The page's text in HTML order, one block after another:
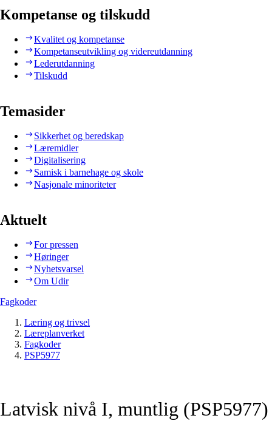
Kompetanse og tilskudd
Kvalitet og kompetanse
Kompetanseutvikling og videreutdanning
Lederutdanning
Tilskudd
Temasider
Sikkerhet og beredskap
Læremidler
Digitalisering
Samisk i barnehage og skole
Nasjonale minoriteter
Aktuelt
For pressen
Høringer
Nyhetsvarsel
Om Udir
Fagkoder
Læring og trivsel
Læreplanverket
Fagkoder
PSP5977
Latvisk nivå I, muntlig (PSP5977)